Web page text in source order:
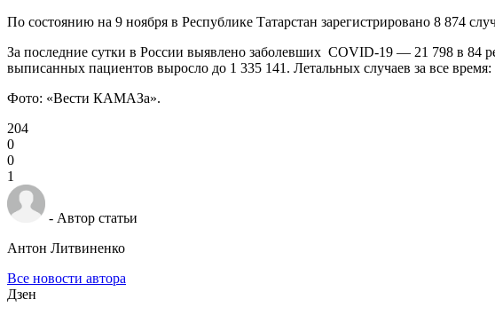
По состоянию на 9 ноября в Республике Татарстан зарегистрировано 8 874
За последние сутки в России выявлено заболевших COVID-19 — 21 798 в 84
выписанных пациентов выросло до 1 335 141. Летальных случаев за все время:
Фото: «Вести КАМАЗа».
204
0
0
1
- Автор статьи
Антон Литвиненко
Все новости автора
Дзен